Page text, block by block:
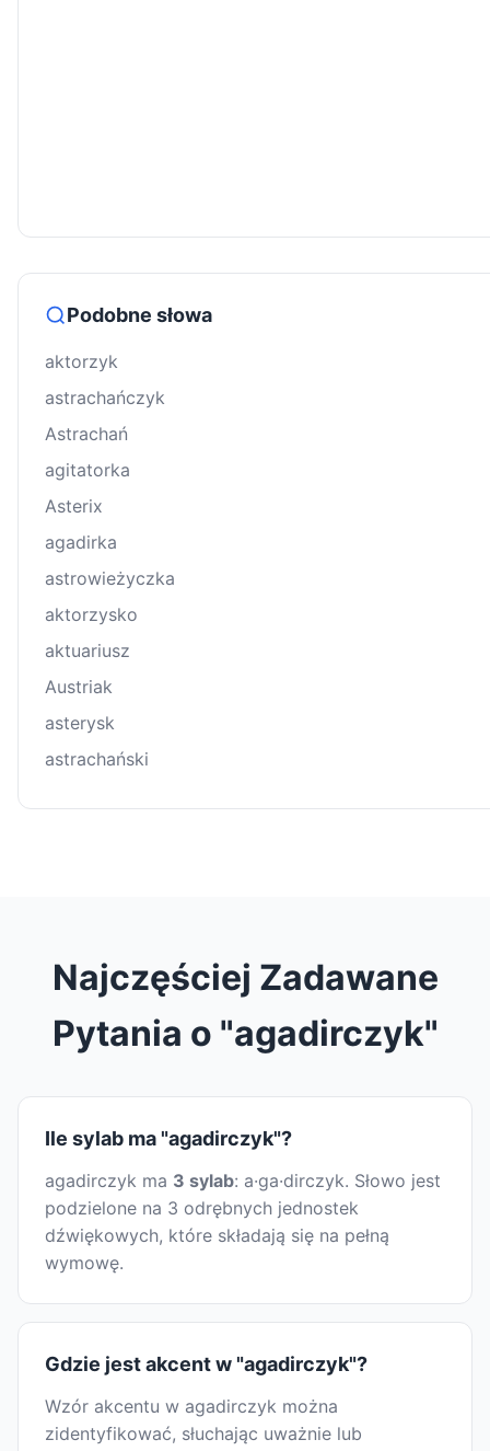
Podobne słowa
aktorzyk
astrachańczyk
Astrachań
agitatorka
Asterix
agadirka
astrowieżyczka
aktorzysko
aktuariusz
Austriak
asterysk
astrachański
Najczęściej Zadawane
Pytania o "agadirczyk"
Ile sylab ma "agadirczyk"?
agadirczyk ma 3 sylab: a·ga·dirczyk. Słowo jest
podzielone na 3 odrębnych jednostek
dźwiękowych, które składają się na pełną
wymowę.
Gdzie jest akcent w "agadirczyk"?
Wzór akcentu w agadirczyk można
zidentyfikować, słuchając uważnie lub